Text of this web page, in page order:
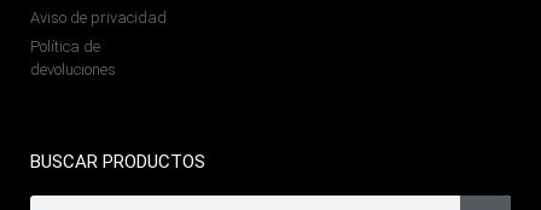
Aviso de privacidad
Política de
devoluciones
BUSCAR PRODUCTOS